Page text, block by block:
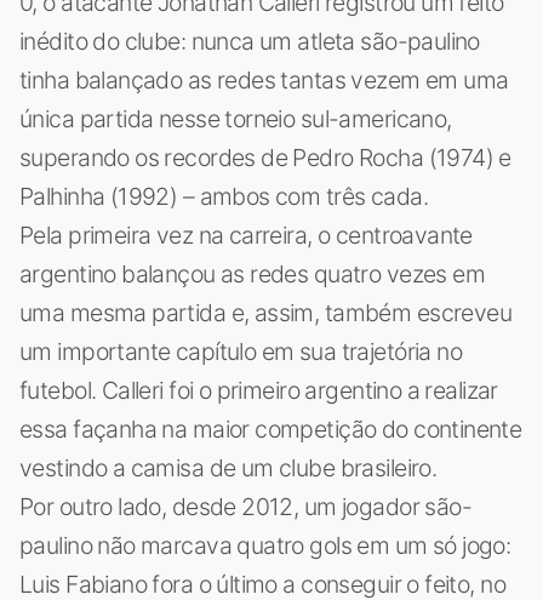
inédito do clube: nunca um atleta são-paulino
tinha balançado as redes tantas vezem em uma
única partida nesse torneio sul-americano,
superando os recordes de Pedro Rocha (1974) e
Palhinha (1992) – ambos com três cada.
Pela primeira vez na carreira, o centroavante
argentino balançou as redes quatro vezes em
uma mesma partida e, assim, também escreveu
um importante capítulo em sua trajetória no
futebol. Calleri foi o primeiro argentino a realizar
essa façanha na maior competição do continente
vestindo a camisa de um clube brasileiro.
Por outro lado, desde 2012, um jogador são-
paulino não marcava quatro gols em um só jogo:
Luis Fabiano fora o último a conseguir o feito, no